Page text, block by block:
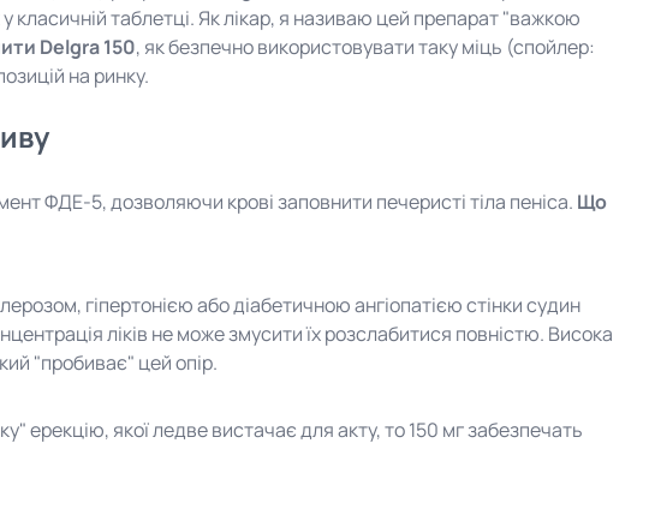
класичній таблетці. Як лікар, я називаю цей препарат "важкою
Delgra 150, як безпечно використовувати таку міць (спойлер:
на ринку.
ФДЕ-5, дозволяючи крові заповнити печеристі тіла пеніса. Що
гіпертонією або діабетичною ангіопатією стінки судин
ліків не може змусити їх розслабитися повністю. Висока
"пробиває" цей опір.
ерекцію, якої ледве вистачає для акту, то 150 мг забезпечать